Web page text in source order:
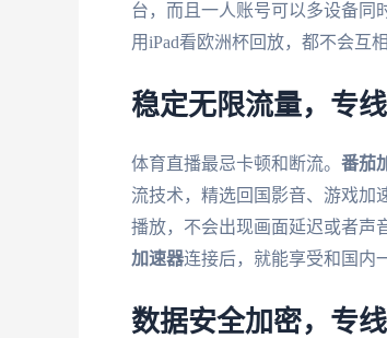
台，而且一人账号可以多设备同
用iPad看欧洲杯回放，都不会互
稳定无限流量，专
体育直播最忌卡顿和断流。 番茄
流技术，精选回国影音、游戏
播放，不会出现画面延迟或者声
加速器连接后，就能享受和国内
数据安全加密，专